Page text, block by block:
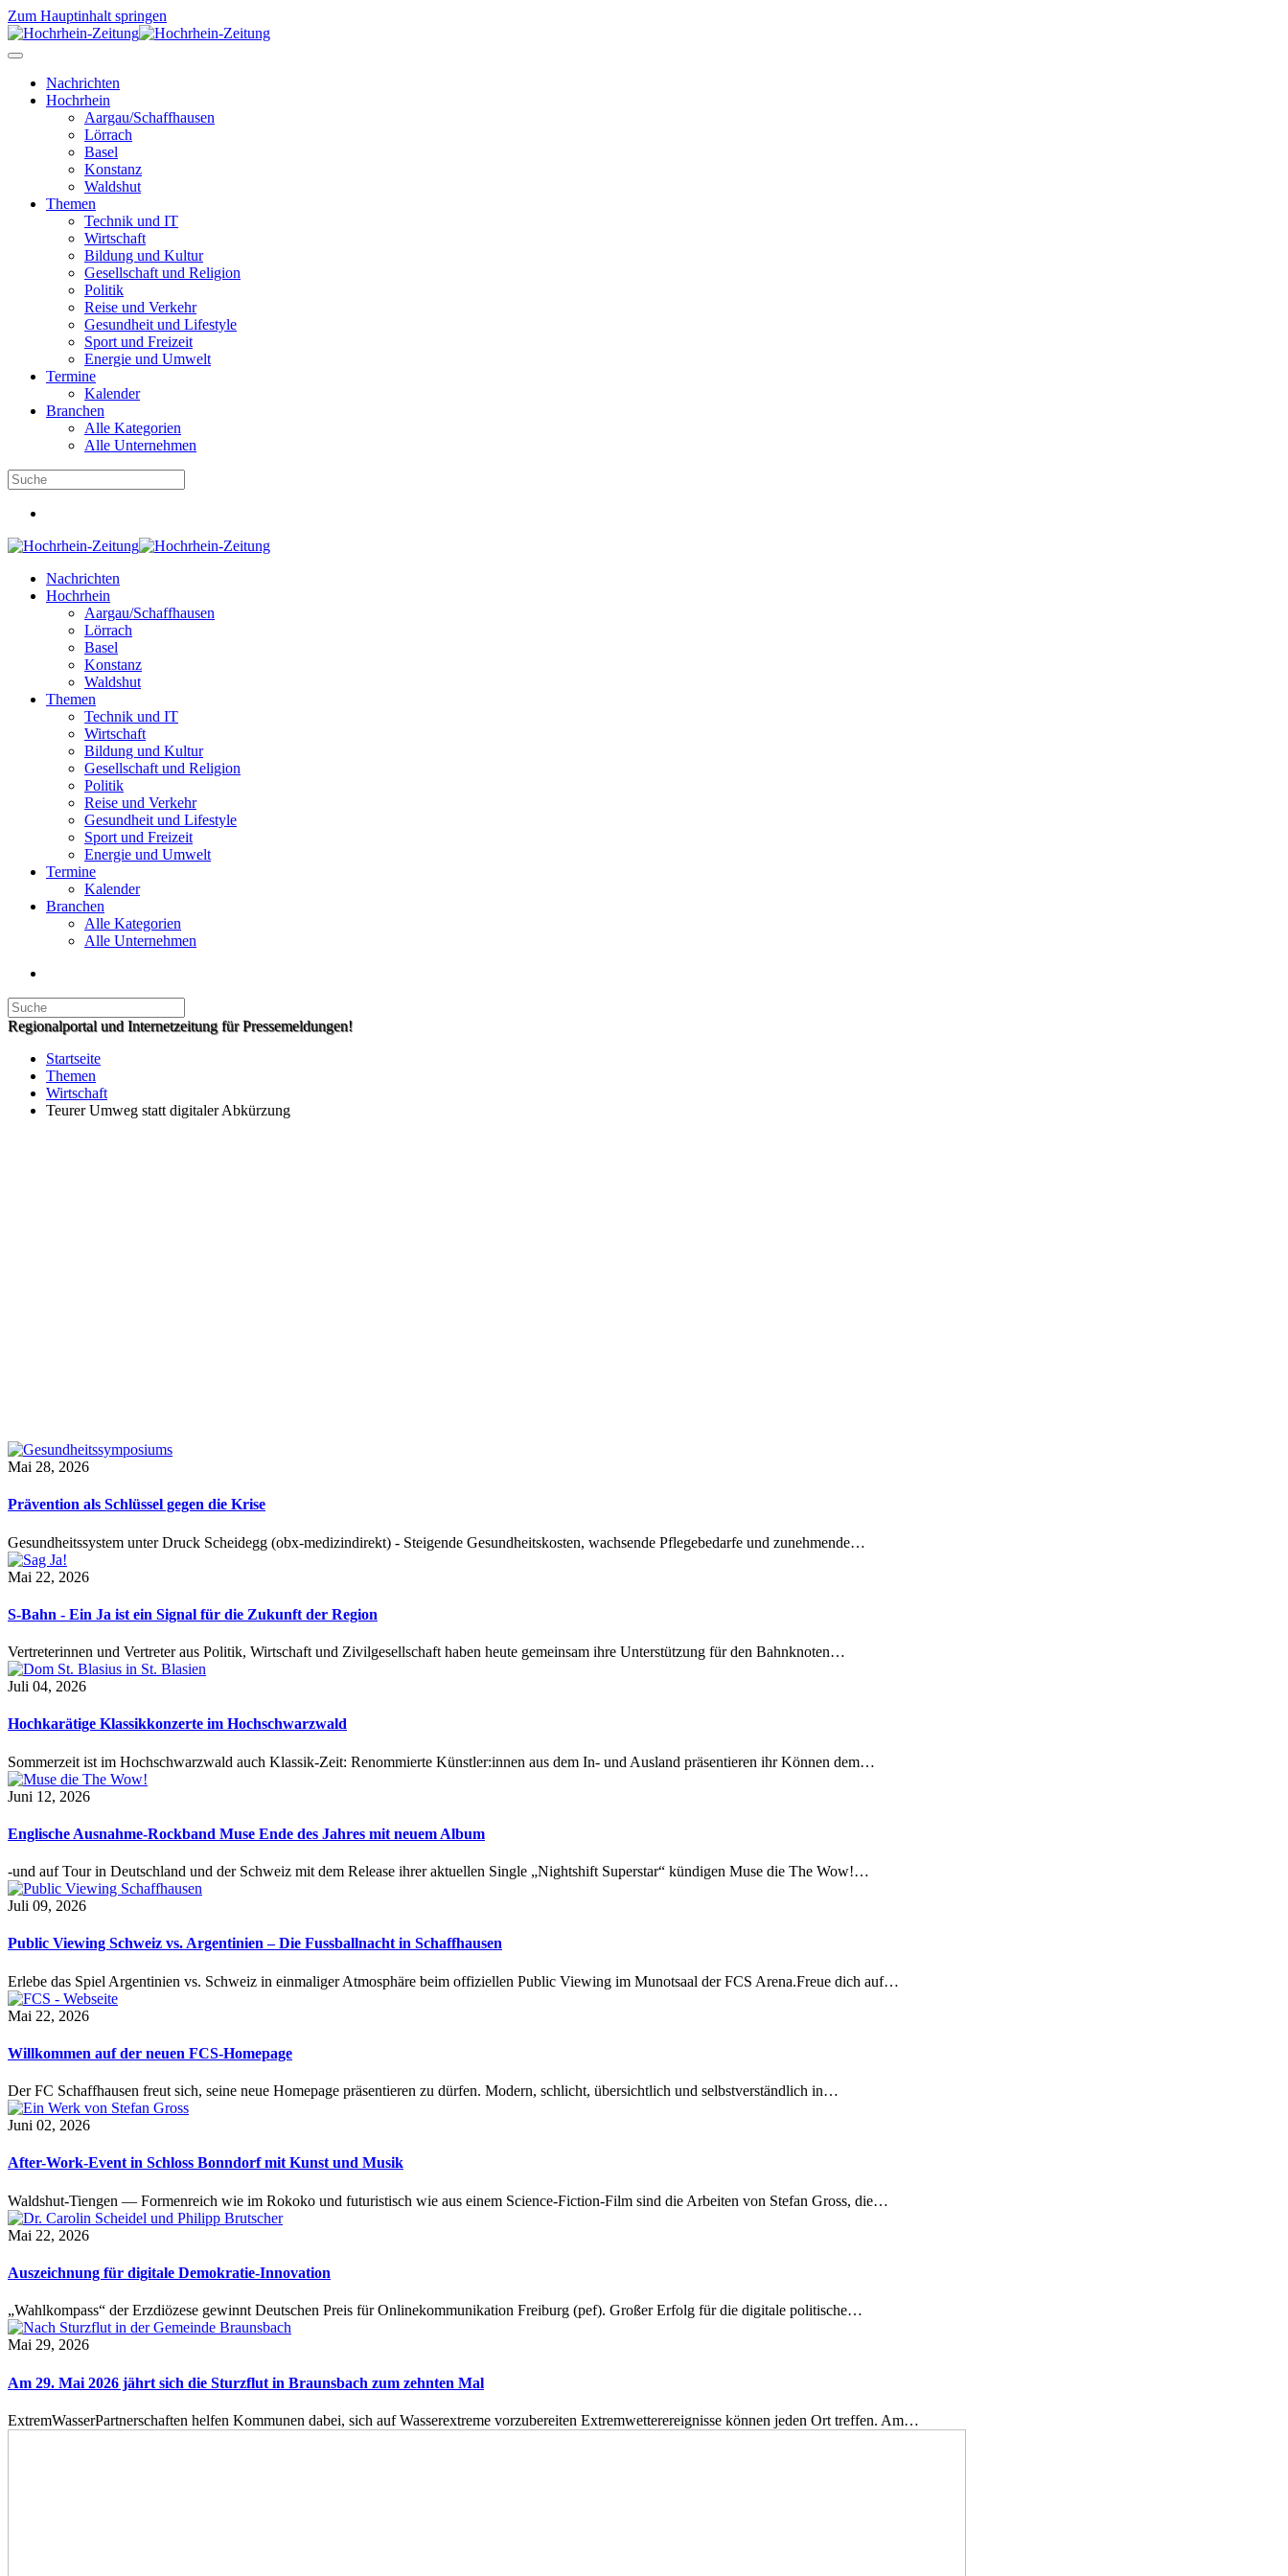
Zum Hauptinhalt springen
Nachrichten
Hochrhein
Aargau/Schaffhausen
Lörrach
Basel
Konstanz
Waldshut
Themen
Technik und IT
Wirtschaft
Bildung und Kultur
Gesellschaft und Religion
Politik
Reise und Verkehr
Gesundheit und Lifestyle
Sport und Freizeit
Energie und Umwelt
Termine
Kalender
Branchen
Alle Kategorien
Alle Unternehmen
Nachrichten
Hochrhein
Aargau/Schaffhausen
Lörrach
Basel
Konstanz
Waldshut
Themen
Technik und IT
Wirtschaft
Bildung und Kultur
Gesellschaft und Religion
Politik
Reise und Verkehr
Gesundheit und Lifestyle
Sport und Freizeit
Energie und Umwelt
Termine
Kalender
Branchen
Alle Kategorien
Alle Unternehmen
Regionalportal und Internetzeitung für Pressemeldungen!
Startseite
Themen
Wirtschaft
Teurer Umweg statt digitaler Abkürzung
Mai 28, 2026
Prävention als Schlüssel gegen die Krise
Gesundheitssystem unter Druck Scheidegg (obx-medizindirekt) - Steigende Gesundheitskosten, wachsende Pflegebedarfe und zunehmende…
Mai 22, 2026
S-Bahn - Ein Ja ist ein Signal für die Zukunft der Region
Vertreterinnen und Vertreter aus Politik, Wirtschaft und Zivilgesellschaft haben heute gemeinsam ihre Unterstützung für den Bahnknoten…
Juli 04, 2026
Hochkarätige Klassikkonzerte im Hochschwarzwald
Sommerzeit ist im Hochschwarzwald auch Klassik-Zeit: Renommierte Künstler:innen aus dem In- und Ausland präsentieren ihr Können dem…
Juni 12, 2026
Englische Ausnahme-Rockband Muse Ende des Jahres mit neuem Album
-und auf Tour in Deutschland und der Schweiz mit dem Release ihrer aktuellen Single „Nightshift Superstar“ kündigen Muse die The Wow!…
Juli 09, 2026
Public Viewing Schweiz vs. Argentinien – Die Fussballnacht in Schaffhausen
Erlebe das Spiel Argentinien vs. Schweiz in einmaliger Atmosphäre beim offiziellen Public Viewing im Munotsaal der FCS Arena.Freue dich auf…
Mai 22, 2026
Willkommen auf der neuen FCS-Homepage
Der FC Schaffhausen freut sich, seine neue Homepage präsentieren zu dürfen. Modern, schlicht, übersichtlich und selbstverständlich in…
Juni 02, 2026
After-Work-Event in Schloss Bonndorf mit Kunst und Musik
Waldshut-Tiengen — Formenreich wie im Rokoko und futuristisch wie aus einem Science-Fiction-Film sind die Arbeiten von Stefan Gross, die…
Mai 22, 2026
Auszeichnung für digitale Demokratie-Innovation
„Wahlkompass“ der Erzdiözese gewinnt Deutschen Preis für Onlinekommunikation Freiburg (pef). Großer Erfolg für die digitale politische…
Mai 29, 2026
Am 29. Mai 2026 jährt sich die Sturzflut in Braunsbach zum zehnten Mal
ExtremWasserPartnerschaften helfen Kommunen dabei, sich auf Wasserextreme vorzubereiten Extremwetterereignisse können jeden Ort treffen. Am…